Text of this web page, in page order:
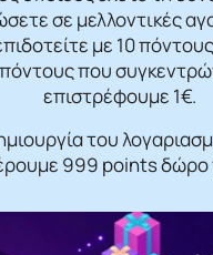
σε μελλοντικές
με 10 πόντους
που
επιστρέφουμε 1€.
του
999 points δώρο